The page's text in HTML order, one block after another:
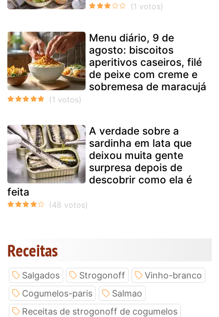
Menu diário, 9 de
agosto: biscoitos
aperitivos caseiros, filé
de peixe com creme e
sobremesa de maracujá
A verdade sobre a
sardinha em lata que
deixou muita gente
surpresa depois de
descobrir como ela é
feita
Receitas
Salgados Strogonoff
Vinho-branco
Cogumelos-paris
Salmao
Receitas de strogonoff de cogumelos